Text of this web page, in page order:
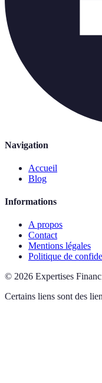
Navigation
Accueil
Blog
Informations
A propos
Contact
Mentions légales
Politique de
© 2026 Expertises
Certains liens sont des